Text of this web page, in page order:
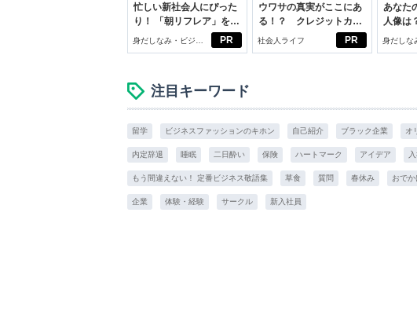
PR
忙しい新社会人にぴった
り！ 「朝リフレア」をは
じめよう。しっかりニオ
イケアして24時間快適。
身だしなみ・ビジネ
スアイテム
PR
ウワサの真実がここにあ
る！？ クレジットカー
ドの都市伝説
社会人ライフ
あなた
人像は
びから
身だしな
スアイテ
注目キーワード
留学 ビジネスファッションのキホン 自己紹介 ブラック企業 オ
内定辞退 睡眠 二日酔い 保険 ハートマーク アイデア
もう間違えない！ 定番ビジネス敬語集 草食 質問 春休み おでか
企業 体験・経験 サークル 新入社員